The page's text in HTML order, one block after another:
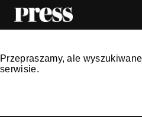
Przepraszamy, ale
serwisie.